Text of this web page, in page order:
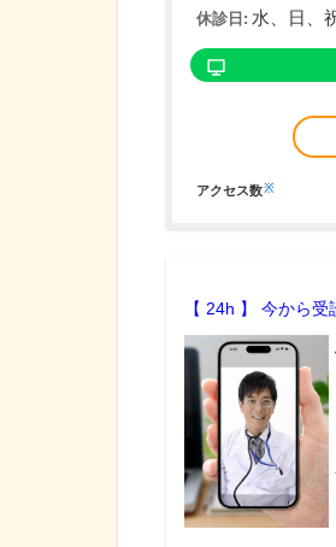
休診日: 水、日、
アクセス数※
【 24h 】 今から受